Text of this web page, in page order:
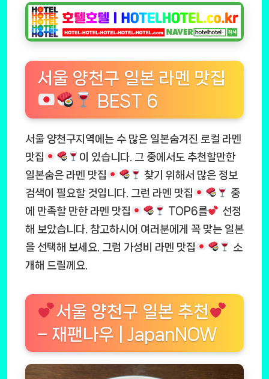
서울 양천구 일본 라멘 맛집
BEST 6
서울 양천구지역에는 수 많은 일본숨겨진 로컬 라멘
맛집
이 있습니다. 그 중에서도 추천할만한
일본숨은 라멘 맛집
찾기 위해서 많은 정보
검색이 필요할 것입니다. 그런 라멘 맛집
중
에 만족할 만한 라멘 맛집
TOP6를
선정
해 보았습니다. 참고하시어 여러분에게 꼭 맞는 일본
을 선택해 보세요. 그럼 가성비 라멘 맛집
소
개해 드릴께요.
서울 양천구 일본 추천
– 재팬나우 | JapanNOW